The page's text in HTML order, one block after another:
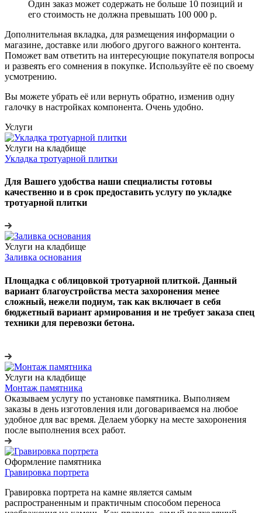
Один заказ может содержать не больше 10 позиций и
его стоимость не должна превышать 100 000 р.
Дополнительная вкладка, для размещения информации о
магазине, доставке или любого другого важного контента.
Поможет вам ответить на интересующие покупателя вопросы
и развеять его сомнения в покупке. Используйте её по своему
усмотрению.
Вы можете убрать её или вернуть обратно, изменив одну
галочку в настройках компонента. Очень удобно.
Услуги
Услуги на кладбище
Укладка тротуарной плитки
Для Вашего удобства наши специалисты готовы
качественно и в срок предоставить услугу по укладке
тротуарной плитки
Услуги на кладбище
Заливка основания
Площадка с облицовкой тротуарной плиткой. Данный
вариант благоустройства места захоронения менее
сложный, нежели подиум, так как включает в себя
бюджетный вариант армирования и не требует заказа спец
техники для перевозки бетона.
Услуги на кладбище
Монтаж памятника
Оказываем услугу по установке памятника. Выполняем
заказы в день изготовления или договариваемся на любое
удобное для вас время. Делаем уборку на месте захоронения
после выполнения всех работ.
Оформление памятника
Гравировка портрета
Гравировка портрета на камне является самым
распространенным и практичным способом переноса